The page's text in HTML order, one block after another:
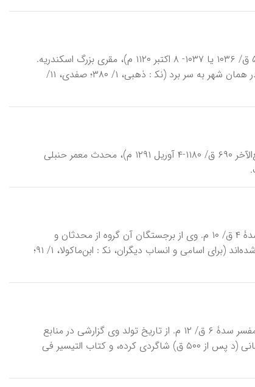
اِبْنِ‌بَلّیمه، ابو‌علی حسن بن خلف بن عبدالله بن بلیمۀ قیروانی (۴۲۷ یا ۴۲۸- ۱۳ رجب ۵۱۴ ق/ ۱۰۳۶ یا ۱۰۳۷- ۸ اکتبر ۱۱۲۰ م)، مقری بزرگ اسکندریه.
خاندانش ساکن قیروان بودند و خود نیز در آنجا زاده شد و دوران کودکی و نوجوانی را در همان شهر به سر برد (نک‍ : ذهبی، ۱/ ۳۸۰؛ صفدی، ۱۱/
اِبْنِ‌بُخاری، ابو‌الحسن فخر‌الدین علی بن احمد بن عبد‌الواحد سعدی صالحی (۵۷۵-۲ ربیع‌الآخر ۶۹۰ ق/ ۱۱۸۰-۴ آوریل ۱۲۹۱ م)، محدث معمر حنبلی
اِبْنِ‌اَشْته، ابوبکر محمد بن عبدالله بن محمد بن اشتۀ اصفهانی، مقری، محدث و نحوی سدۀ ۴ ق/ ۱۰ م. وی از برجستگان آن گروه از محدثان و
دانشمندان اصفهانی است که با عنوان «ابن‌اشته» (برگرفته از نام نیای بزرگشان) معروف شده‌اند (برای اسامی و انساب دیگران، نک‍ : ابن‌ماکولا، ۱/ ۹۱؛
اِبْنِ‌اَبی‌مَرْیَم، ابوعبدالله فخرالدین نصر بن علی بن محمد شیرازی فارسی فسوی، مقری و مفسر سدۀ ۶ ق/ ۱۲ م. از تاریخ تولد وی گزارشی در منابع
دیده نمی‌شود و تنها می‌دانیم که نزد تاج‌القراء برهان‌الدین محمود بن حمزة بن نصر کرمانی (د پس از ۵۰۰ ق) شاگردی کرده، و کتاب التیسیر فی